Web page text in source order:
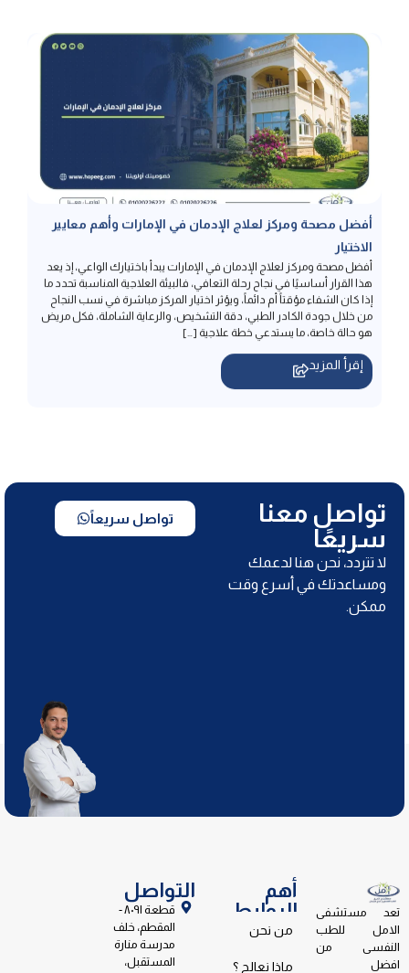
أفضل مصحة ومركز لعلاج الإدمان في الإمارات وأهم معايير
الاختيار
أفضل مصحة ومركز لعلاج الإدمان في الإمارات يبدأ باختيارك الواعي، إذ يعد
هذا القرار أساسيًا في نجاح رحلة التعافي، فالبيئة العلاجية المناسبة تحدد ما
إذا كان الشفاء مؤقتاً أم دائماً، ويؤثر اختيار المركز مباشرة في نسب النجاح
من خلال جودة الكادر الطبي، دقة التشخيص، والرعاية الشاملة، فكل مريض
هو حالة خاصة، ما يستدعي خطة علاجية […]
إقرأ المزيد
تواصل معنا
سريعًا
لا تتردد، نحن هنا لدعمك
ومساعدتك في أسرع وقت
ممكن.
تواصل سريعاً
تعد مستشفى
الامل للطب
النفسى من
افضل
أهم
الروابط
من نحن
ماذا نعالج ؟
التواصل
قطعة ٨٠٩١ -
المقطم، خلف
مدرسة منارة
المستقبل،